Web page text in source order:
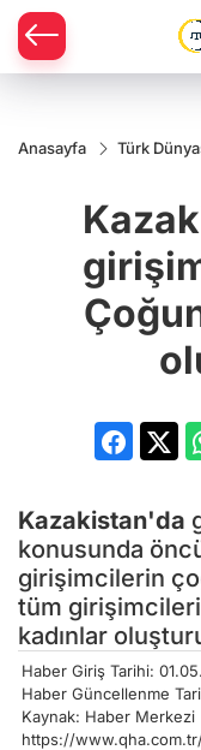
Anasayfa Türk
Kazakistan'da
konusunda
girişimcilerin
tüm
kadınlar
Haber Giriş Tarihi:
Haber Güncellenme
Kaynak: Haber Merkezi
https://